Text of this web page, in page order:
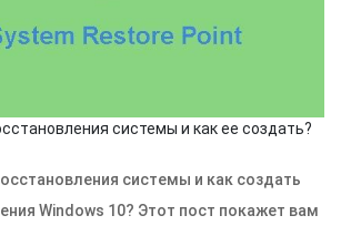
системы и как ее создать?
системы и как создать
Windows 10? Этот пост покажет вам